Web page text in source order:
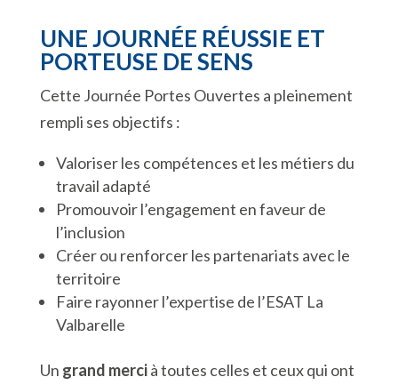
UNE JOURNÉE RÉUSSIE ET
PORTEUSE DE SENS
Cette Journée Portes Ouvertes a pleinement
rempli ses objectifs :
Valoriser les compétences et les métiers du
travail adapté
Promouvoir l’engagement en faveur de
l’inclusion
Créer ou renforcer les partenariats avec le
territoire
Faire rayonner l’expertise de l’ESAT La
Valbarelle
Un grand mercià toutes celles et ceux qui ont